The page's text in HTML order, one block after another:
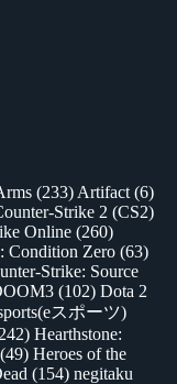
(233) Artifact (6)
Strike 2 (CS2)
Online (260)
Condition Zero (63)
Strike: Source
(102) Dota 2
スポーツ)
Hearthstone:
(49) Heroes of the
(154) negitaku